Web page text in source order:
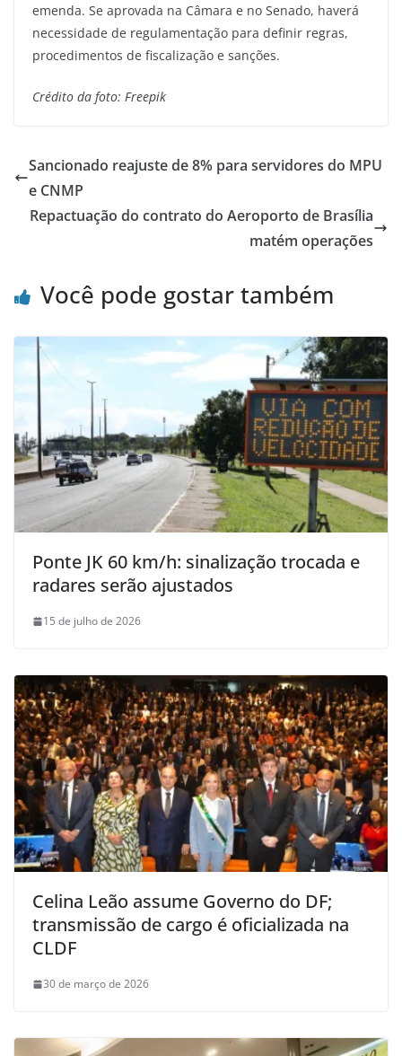
emenda. Se aprovada na Câmara e no Senado, haverá
necessidade de regulamentação para definir regras,
procedimentos de fiscalização e sanções.
Crédito da foto: Freepik
Sancionado reajuste de 8% para servidores do MPU
e CNMP
Repactuação do contrato do Aeroporto de Brasília
matém operações
Você pode gostar também
Ponte JK 60 km/h: sinalização trocada e
radares serão ajustados
15 de julho de 2026
Celina Leão assume Governo do DF;
transmissão de cargo é oficializada na
CLDF
30 de março de 2026